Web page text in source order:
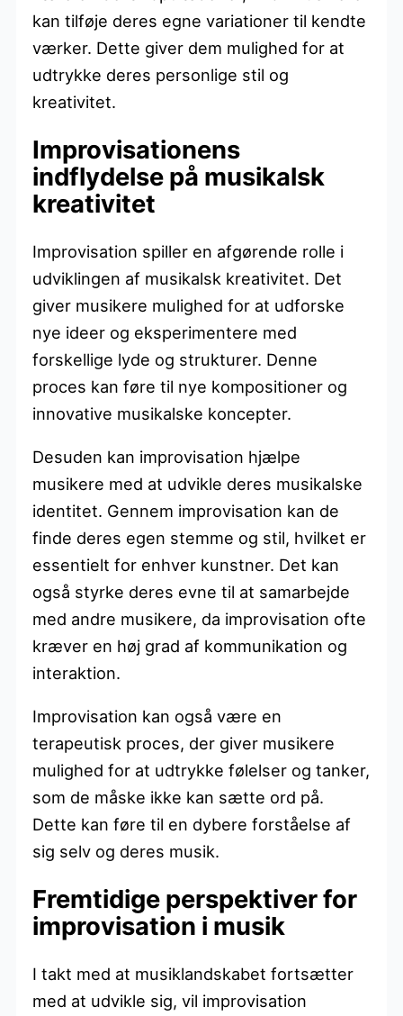
kan tilføje deres egne variationer til kendte
værker. Dette giver dem mulighed for at
udtrykke deres personlige stil og
kreativitet.
Improvisationens
indflydelse på musikalsk
kreativitet
Improvisation spiller en afgørende rolle i
udviklingen af musikalsk kreativitet. Det
giver musikere mulighed for at udforske
nye ideer og eksperimentere med
forskellige lyde og strukturer. Denne
proces kan føre til nye kompositioner og
innovative musikalske koncepter.
Desuden kan improvisation hjælpe
musikere med at udvikle deres musikalske
identitet. Gennem improvisation kan de
finde deres egen stemme og stil, hvilket er
essentielt for enhver kunstner. Det kan
også styrke deres evne til at samarbejde
med andre musikere, da improvisation ofte
kræver en høj grad af kommunikation og
interaktion.
Improvisation kan også være en
terapeutisk proces, der giver musikere
mulighed for at udtrykke følelser og tanker,
som de måske ikke kan sætte ord på.
Dette kan føre til en dybere forståelse af
sig selv og deres musik.
Fremtidige perspektiver for
improvisation i musik
I takt med at musiklandskabet fortsætter
med at udvikle sig, vil improvisation